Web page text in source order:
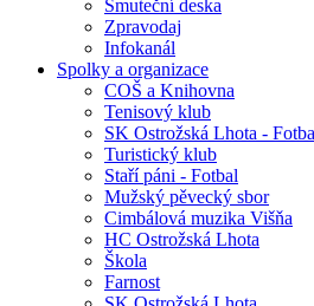
Smuteční deska
Zpravodaj
Infokanál
Spolky a organizace
COŠ a Knihovna
Tenisový klub
SK Ostrožská Lhota -
Turistický klub
Staří páni - Fotbal
Mužský pěvecký sbor
Cimbálová muzika Višňa
HC Ostrožská Lhota
Škola
Farnost